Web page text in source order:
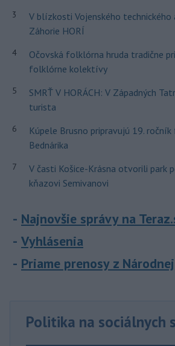
3
V blízkosti Vojenského technického
Záhorie HORÍ
4
Očovská folklórna hruda tradične
folklórne kolektívy
5
SMRŤ V HORÁCH: V Západných
turista
6
Kúpele Brusno pripravujú 19.
Bednárika
7
V časti Košice-Krásna otvorili park
kňazovi Semivanovi
Najnovšie správy na
Vyhlásenia
Priame prenosy z
Politika na sociálnych